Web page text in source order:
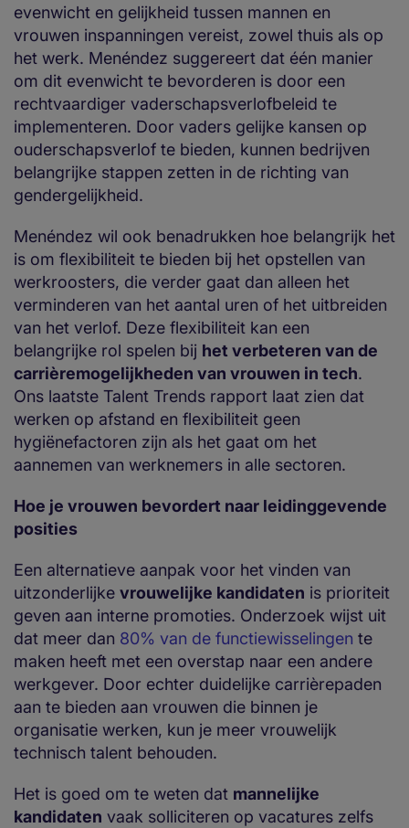
evenwicht en gelijkheid tussen mannen en
vrouwen inspanningen vereist, zowel thuis als op
het werk. Menéndez suggereert dat één manier
om dit evenwicht te bevorderen is door een
rechtvaardiger vaderschapsverlofbeleid te
implementeren. Door vaders gelijke kansen op
ouderschapsverlof te bieden, kunnen bedrijven
belangrijke stappen zetten in de richting van
gendergelijkheid.
Menéndez wil ook benadrukken hoe belangrijk het
is om flexibiliteit te bieden bij het opstellen van
werkroosters, die verder gaat dan alleen het
verminderen van het aantal uren of het uitbreiden
van het verlof. Deze flexibiliteit kan een
belangrijke rol spelen bij het verbeteren van de
carrièremogelijkheden van vrouwen in tech.
Ons laatste Talent Trends rapport laat zien dat
werken op afstand en flexibiliteit geen
hygiënefactoren zijn als het gaat om het
aannemen van werknemers in alle sectoren.
Hoe je vrouwen bevordert naar leidinggevende
posities
Een alternatieve aanpak voor het vinden van
uitzonderlijke vrouwelijke kandidaten is prioriteit
geven aan interne promoties. Onderzoek wijst uit
dat meer dan 80% van de functiewisselingen te
maken heeft met een overstap naar een andere
werkgever. Door echter duidelijke carrièrepaden
aan te bieden aan vrouwen die binnen je
organisatie werken, kun je meer vrouwelijk
technisch talent behouden.
Het is goed om te weten dat mannelijke
kandidaten vaak solliciteren op vacatures zelfs